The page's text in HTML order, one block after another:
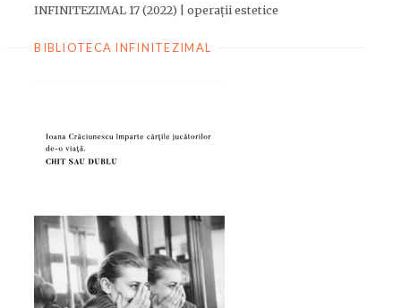
INFINITEZIMAL 17 (2022) | operații estetice
BIBLIOTECA INFINITEZIMAL